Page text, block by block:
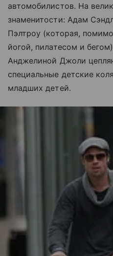
автомобилистов. На
знаменитости: Адам
Пэлтроу (которая,
йогой, пилатесом и
Анджелиной Джоли
специальные детские
младших детей.